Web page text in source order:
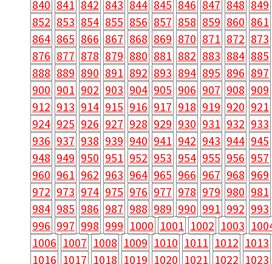
840 841 842 843 844 845 846 847 848 849
852 853 854 855 856 857 858 859 860 861
864 865 866 867 868 869 870 871 872 873
876 877 878 879 880 881 882 883 884 885
888 889 890 891 892 893 894 895 896 897
900 901 902 903 904 905 906 907 908 909
912 913 914 915 916 917 918 919 920 921
924 925 926 927 928 929 930 931 932 933
936 937 938 939 940 941 942 943 944 945
948 949 950 951 952 953 954 955 956 957
960 961 962 963 964 965 966 967 968 969
972 973 974 975 976 977 978 979 980 981
984 985 986 987 988 989 990 991 992 993
996 997 998 999 1000 1001 1002 1003
1006 1007 1008 1009 1010 1011 1012 1013
1016 1017 1018 1019 1020 1021 1022 1023